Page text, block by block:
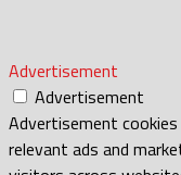
Advertisement
Advertisement
Advertisement
relevant ads and